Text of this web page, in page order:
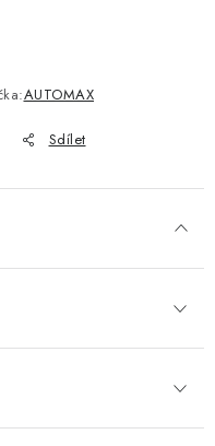
AUTOMAX
Sdílet